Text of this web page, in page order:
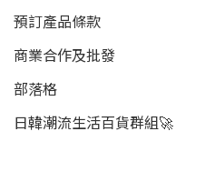
預訂產品條款
商業合作及批發
部落格
日韓潮流生活百貨群組🚀